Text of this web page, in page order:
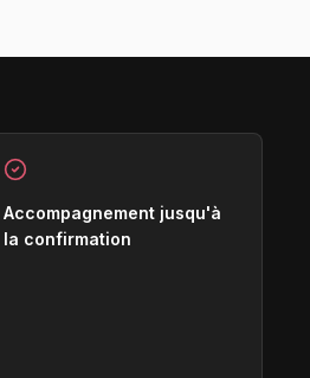
Accompagnement jusqu'à
la confirmation